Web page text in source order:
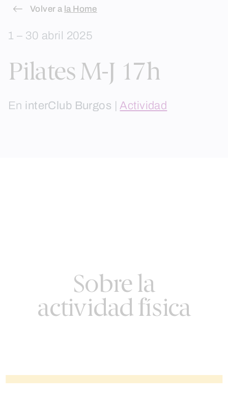
Skip
content
Volver a la Home
1 – 30 abril 2025
Pilates M-J 17h
En interClub Burgos |Actividad
Sobre la
actividad física